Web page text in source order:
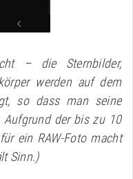
– die Sternbilder,
werden auf dem
so dass man seine
Aufgrund der bis zu 10
ein RAW-Foto macht
Sinn.)